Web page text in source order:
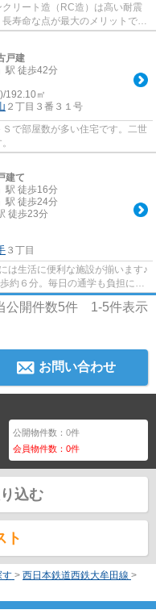
リート造（RC造）は高い耐震
寿命な点が最大のメリットで
に優...
戸建
」駅 徒歩42分
192.10㎡
２丁目３番３１号
で部屋数が多い住宅です。二世
建て
」駅 徒歩16分
」駅 徒歩24分
徒歩23分
３丁目
は生活に便利な施設が揃います♪
約６分。毎日の通学も負担にな
ら...
公開件数5件 1-5件表示
お問い合わせ
公開物件数：0件
会員物件数：0件
込む
ト
す > 西日本鉄道西鉄大牟田線 >